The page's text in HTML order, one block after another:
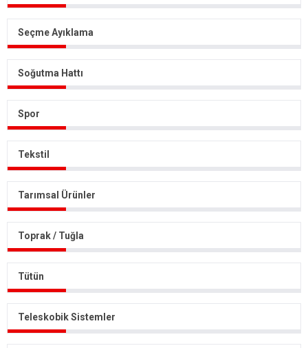
Seçme Ayıklama
Soğutma Hattı
Spor
Tekstil
Tarımsal Ürünler
Toprak / Tuğla
Tütün
Teleskobik Sistemler